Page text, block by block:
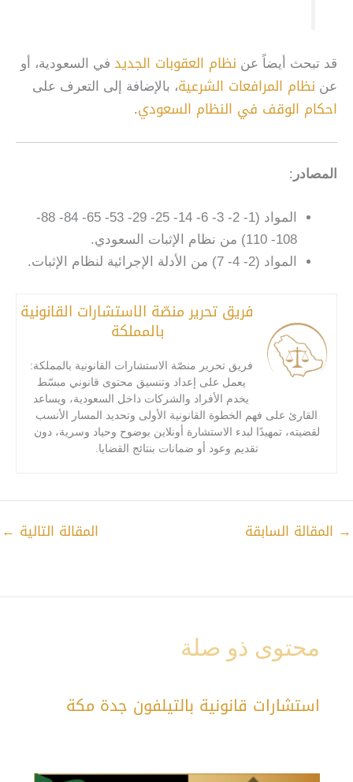
قد تبحث أيضاً عن نظام العقوبات الجديد في السعودية، أو
عن نظام المرافعات الشرعية، بالإضافة إلى التعرف على
احكام الوقف في النظام السعودي.
المصادر :
المواد (1- 2- 3- 6- 14- 25- 29- 53- 65- 84- 88-
108- 110) من نظام الإثبات السعودي.
المواد (2- 4- 7) من الأدلة الإجرائية لنظام الإثبات.
فريق تحرير منصّة الاستشارات القانونية
بالمملكة
فريق تحرير منصّة الاستشارات القانونية بالمملكة:
يعمل على إعداد وتنسيق محتوى قانوني مبسّط
يخدم الأفراد والشركات داخل السعودية، ويساعد
القارئ على فهم الخطوة القانونية الأولى وتحديد المسار الأنسب
لقضيته، تمهيدًا لبدء الاستشارة أونلاين بوضوح وحياد وسرية، دون
تقديم وعود أو ضمانات بنتائج القضايا.
→ المقالة السابقة المقالة التالية ←
محتوى ذو صلة
استشارات قانونية بالتيلفون جدة مكة